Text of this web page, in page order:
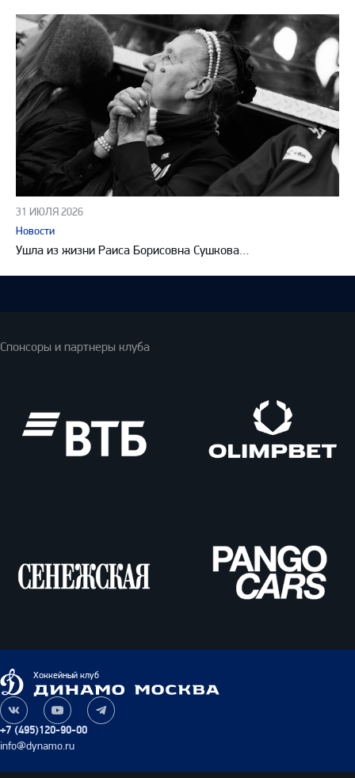
31 ИЮЛЯ 2026
Новости
Ушла из жизни Раиса Борисовна Сушкова…
Спонсоры и партнеры клуба
Cars
Динамо
Москва
Хоккейный клуб
+7 (495)120-90-00
info@dynamo.ru
Наша
группа
ВКонтакте
Наш
канал
на
Наш
канал